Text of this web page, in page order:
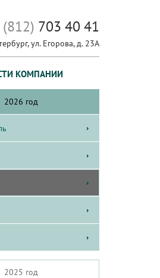
(812) 703 40 41
ул. Егорова, д. 23А
КОМПАНИИ
2026 год
2025 год